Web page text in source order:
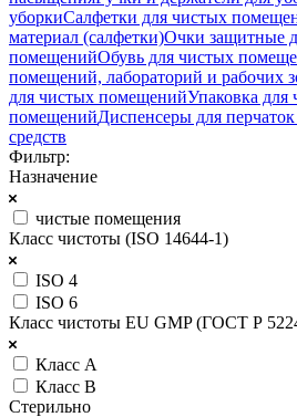
уборкиСалфетки для чистых
материал (салфетки)Очки защитные
помещенийОбувь для чистых
помещений, лабораторий и рабочих
для чистых помещенийУпаковка для
помещенийДиспенсеры для
средств
Фильтр:
Назначение
чистые помещения
Класс чистоты (ISO 14644-1)
ISO 4
ISO 6
Класс чистоты EU GMP (ГОСТ Р
Класс A
Класс B
Стерильно